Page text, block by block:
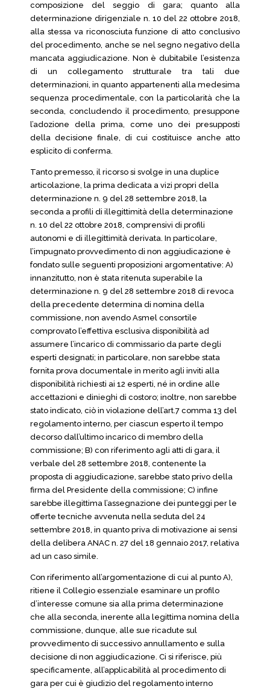
composizione del seggio di gara; quanto alla
determinazione dirigenziale n. 10 del 22 ottobre 2018,
alla stessa va riconosciuta funzione di atto conclusivo
del procedimento, anche se nel segno negativo della
mancata aggiudicazione. Non è dubitabile l’esistenza
di un collegamento strutturale tra tali due
determinazioni, in quanto appartenenti alla medesima
sequenza procedimentale, con la particolarità che la
seconda, concludendo il procedimento, presuppone
l’adozione della prima, come uno dei presupposti
della decisione finale, di cui costituisce anche atto
esplicito di conferma.
Tanto premesso, il ricorso si svolge in una duplice
articolazione, la prima dedicata a vizi propri della
determinazione n. 9 del 28 settembre 2018, la
seconda a profili di illegittimità della determinazione
n. 10 del 22 ottobre 2018, comprensivi di profili
autonomi e di illegittimità derivata. In particolare,
l’impugnato provvedimento di non aggiudicazione è
fondato sulle seguenti proposizioni argomentative: A)
innanzitutto, non è stata ritenuta superabile la
determinazione n. 9 del 28 settembre 2018 di revoca
della precedente determina di nomina della
commissione, non avendo Asmel consortile
comprovato l’effettiva esclusiva disponibilità ad
assumere l’incarico di commissario da parte degli
esperti designati; in particolare, non sarebbe stata
fornita prova documentale in merito agli inviti alla
disponibilità richiesti ai 12 esperti, né in ordine alle
accettazioni e dinieghi di costoro; inoltre, non sarebbe
stato indicato, ciò in violazione dell’art.7 comma 13 del
regolamento interno, per ciascun esperto il tempo
decorso dall’ultimo incarico di membro della
commissione; B) con riferimento agli atti di gara, il
verbale del 28 settembre 2018, contenente la
proposta di aggiudicazione, sarebbe stato privo della
firma del Presidente della commissione; C) infine
sarebbe illegittima l’assegnazione dei punteggi per le
offerte tecniche avvenuta nella seduta del 24
settembre 2018, in quanto priva di motivazione ai sensi
della delibera ANAC n. 27 del 18 gennaio 2017, relativa
ad un caso simile.
Con riferimento all’argomentazione di cui al punto A),
ritiene il Collegio essenziale esaminare un profilo
d’interesse comune sia alla prima determinazione
che alla seconda, inerente alla legittima nomina della
commissione, dunque, alle sue ricadute sul
provvedimento di successivo annullamento e sulla
decisione di non aggiudicazione. Ci si riferisce, più
specificamente, all’applicabilità al procedimento di
gara per cui è giudizio del regolamento interno